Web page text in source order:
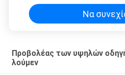
που περνούν
Να
Προβολέας των υψηλών
λούμεν